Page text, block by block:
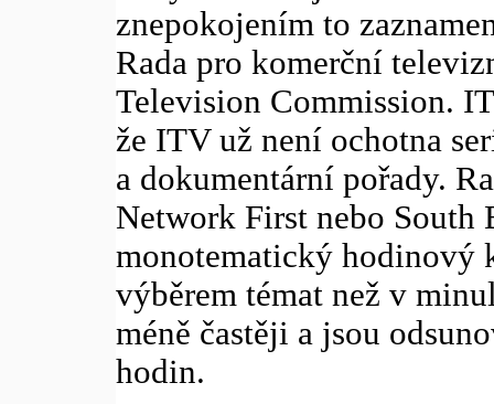
znepokojením to
Rada pro komerční
Television Commission.
že ITV už není ochotna
a dokumentární pořady.
Network First nebo South
monotematický hodinový
výběrem témat než v
méně častěji a jsou
hodin.